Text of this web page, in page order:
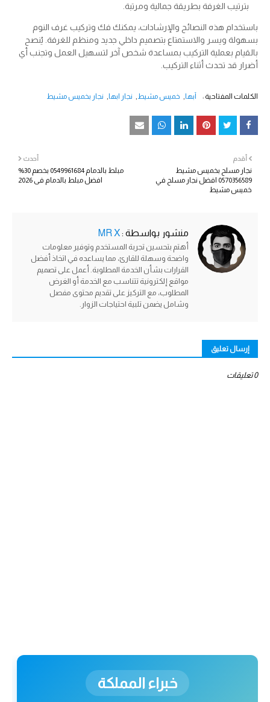
بترتيب الغرفة بطريقة جمالية ومرتبة.
باستخدام هذه النصائح والإرشادات، يمكنك فك وتركيب غرف النوم
بسهولة ويسر والاستمتاع بتصميم داخلي جديد ومنظم للغرفة. يُنصح
بالقيام بعملية التركيب بمساعدة شخص آخر لتسهيل العمل وتجنب أي
أضرار قد تحدث أثناء التركيب.
الكلمات المفتاحية : أبها خميس مشيط نجار ابها نجار بخميس مشيط
أحدث
مبلط بالدمام 0549961684 بخصم 30%
افضل مبلط بالدمام في 2026
أقدم
نجار مسلح بخميس مشيط
0570356589 افضل نجار مسلح في
خميس مشيط
منشور بواسطة :
أهتم بتحسين تجربة المستخدم وتوفير معلومات
واضحة وسهلة للقارئ، مما يساعده في اتخاذ أفضل
القرارات بشأن الخدمة المطلوبة. أعمل على تصميم
مواقع إلكترونية تتناسب مع الخدمة أو الغرض
المطلوب، مع التركيز على تقديم محتوى مفصل
وشامل يضمن تلبية احتياجات الزوار.
إرسال تعليق
0 تعليقات
خبراء المملكة